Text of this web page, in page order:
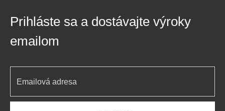
Prihláste sa a dostávajte výroky
emailom